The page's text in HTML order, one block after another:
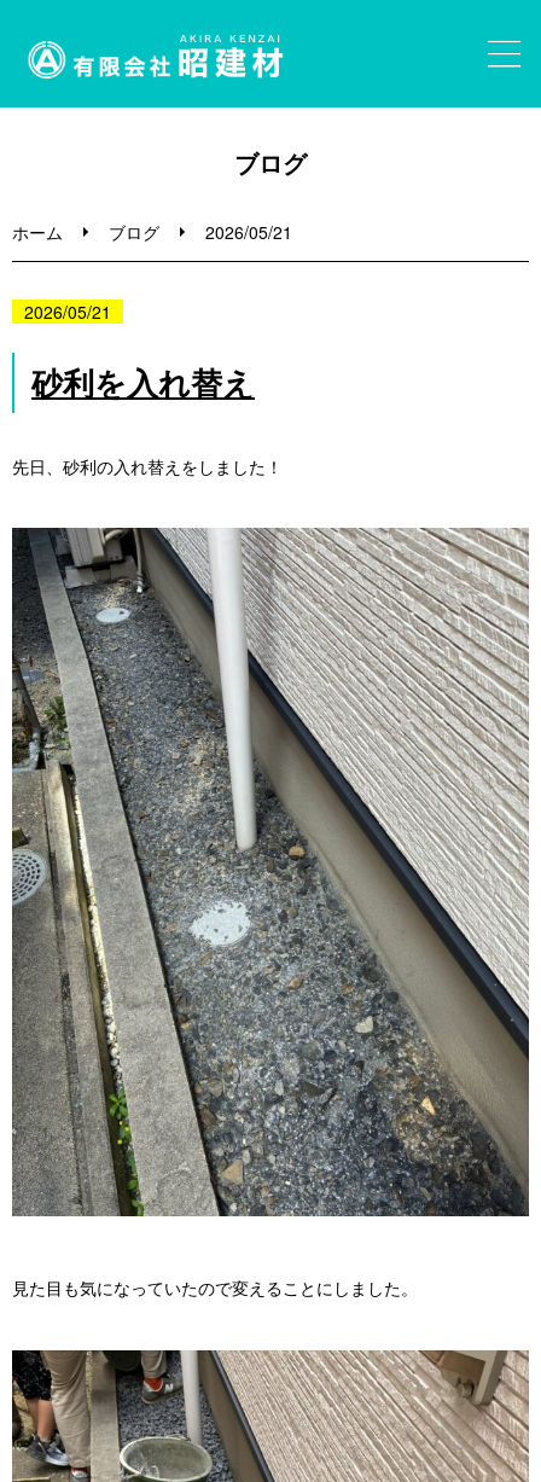
ブログ
ホーム ブログ 2026/05/21
2026/05/21
砂利を入れ替え
先日、砂利の入れ替えをしました！
見た目も気になっていたので変えることにしました。